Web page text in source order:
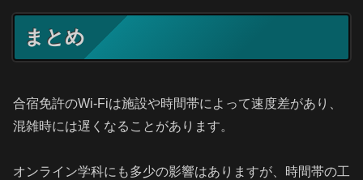
まとめ
合宿免許のWi-Fiは施設や時間帯によって速度差があり、
混雑時には遅くなることがあります。
オンライン学科にも多少の影響はありますが、時間帯の工